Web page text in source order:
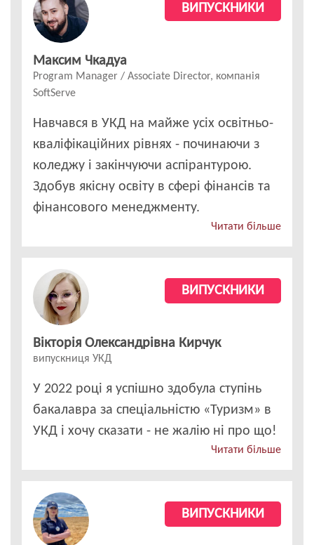
ВИПУСКНИКИ
Максим Чкадуа
Program Manager / Associate Director, компанія
SoftServe
Навчався в УКД на майже усіх освітньо-
кваліфікаційних рівнях - починаючи з
коледжу і закінчуючи аспірантурою.
Здобув якісну освіту в сфері фінансів та
фінансового менеджменту.
Читати більше
ВИПУСКНИКИ
Вікторія Олександрівна Кирчук
випускниця УКД
У 2022 році я успішно здобула ступінь
бакалавра за спеціальністю «Туризм» в
УКД і хочу сказати - не жалію ні про що!
Читати більше
ВИПУСКНИКИ